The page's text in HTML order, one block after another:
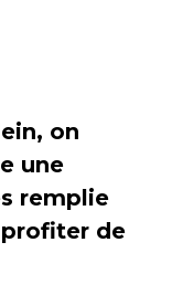
on
une
remplie
de